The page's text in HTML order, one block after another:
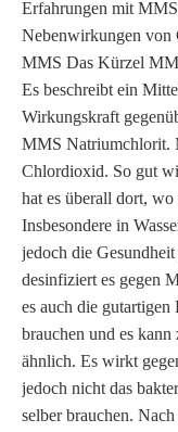
Erfahrungen mit
Nebenwirkungen von
MMS Das Kürzel
Es beschreibt ein
Wirkungskraft
MMS Natriumchlorit.
Chlordioxid. So gut
hat es überall dort, wo
Insbesondere in
jedoch die
desinfiziert es gegen
es auch die
brauchen und es
ähnlich. Es wirkt
jedoch nicht das
selber brauchen.